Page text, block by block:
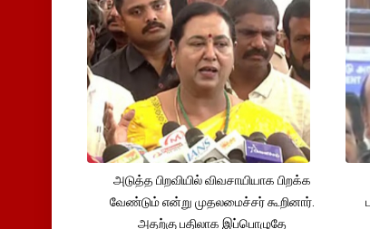
அடுத்த பிறவியில் விவசாயியாக பிறக்க
வேண்டும் என்று முதலமைச்சர் கூறினார்.
அதற்கு பதிலாக இப்பொழுதே